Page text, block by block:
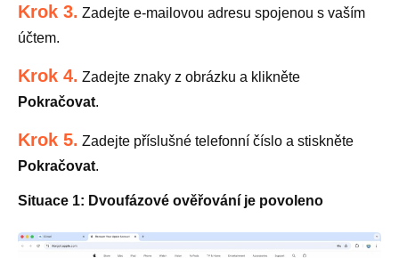
Krok 3. Zadejte e-mailovou adresu spojenou s vaším
účtem.
Krok 4. Zadejte znaky z obrázku a klikněte
Pokračovat.
Krok 5. Zadejte příslušné telefonní číslo a stiskněte
Pokračovat.
Situace 1: Dvoufázové ověřování je povoleno